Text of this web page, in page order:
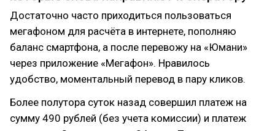
Достаточно часто приходиться пользоваться
мегафоном для расчёта в интернете, пополняю
баланс смартфона, а после перевожу на «Юмани»
через приложение «Мегафон». Нравилось
удобство, моментальный перевод в пару кликов.
Более полутора суток назад совершил платеж на
сумму 490 рублей (без учета комиссии) и платеж